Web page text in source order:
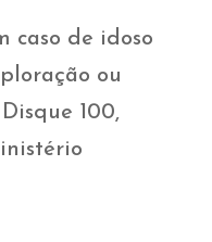
caso de idoso
ou
100,